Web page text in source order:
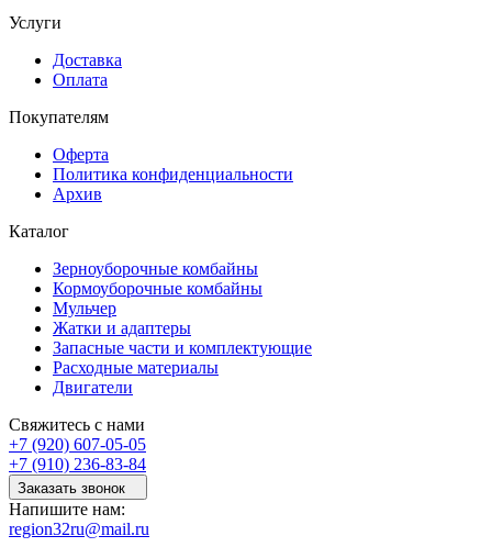
Услуги
Доставка
Оплата
Покупателям
Оферта
Политика конфиденциальности
Архив
Каталог
Зерноуборочные комбайны
Кормоуборочные комбайны
Мульчер
Жатки и адаптеры
Запасные части и комплектующие
Расходные материалы
Двигатели
Свяжитесь с нами
+7 (920) 607-05-05
+7 (910) 236-83-84
Заказать звонок
Напишите нам:
region32ru@mail.ru